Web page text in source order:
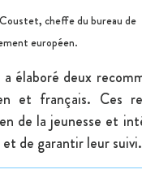
cheffe du bureau de
européen.
élaboré deux
et français. Ces
de la jeunesse et
de garantir leur suivi.